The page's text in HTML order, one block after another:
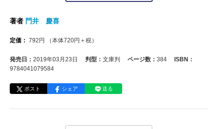
著者 門井 慶喜
定価： 792 円 （本体720円＋税）
発売日： 2019年03月23日 判型： 文庫判 ページ数： 384
ISBN：
9784041079584
ポスト シェア 送る